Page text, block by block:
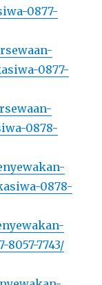
0877-
0877-
0878-
0878-
7743/